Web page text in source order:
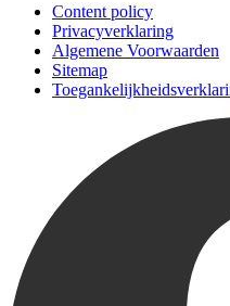
Content policy
Privacyverklaring
Algemene Voorwaarden
Sitemap